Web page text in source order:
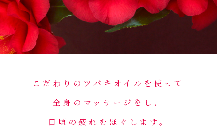
こだわりのツバキオイルを使って
全身のマッサージをし、
日頃の疲れをほぐします。